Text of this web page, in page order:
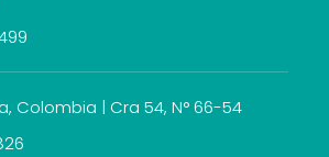
Colombia | Cra 54, N° 66-54